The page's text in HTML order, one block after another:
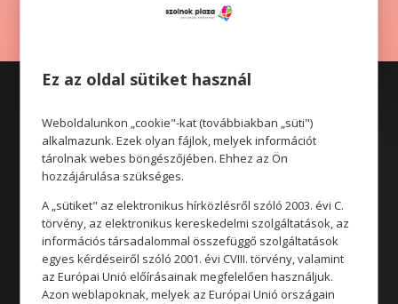
Akciók
Aktualitások
Ez az oldal sütiket használ
Weboldalunkon „cookie"-kat (továbbiakban „süti")
alkalmazunk. Ezek olyan fájlok, melyek információt
tárolnak webes böngészőjében. Ehhez az Ön
hozzájárulása szükséges.
A „sütiket" az elektronikus hírközlésről szóló 2003. évi C.
törvény, az elektronikus kereskedelmi szolgáltatások, az
információs társadalommal összefüggő szolgáltatások
egyes kérdéseiről szóló 2001. évi CVIII. törvény, valamint
az Európai Unió előírásainak megfelelően használjuk.
Azon weblapoknak, melyek az Európai Unió országain